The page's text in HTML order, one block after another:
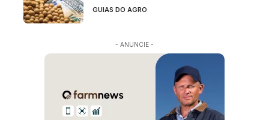
GUIAS DO AGRO
- ANUNCIE -